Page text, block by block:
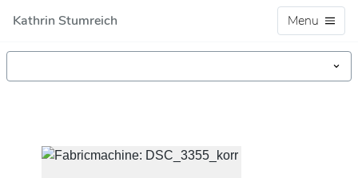
Kathrin Stumreich Menu
SOUND PERFORMANCE